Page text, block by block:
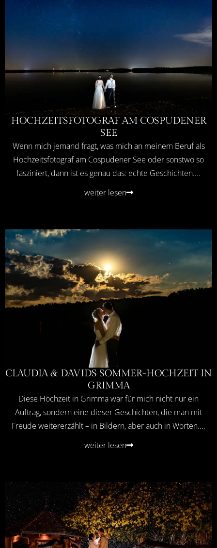
HOCHZEITSFOTOGRAF AM COSPUDENER
SEE
Wenn mich jemand fragt, was mich an meinem Beruf als
Hochzeitsfotograf am Cospudener See oder sonstwo so
fasziniert, dann ist es genau das: echte Geschichten....
weiter lesen
CLAUDIA & DAVIDS SOMMER-HOCHZEIT IN
GRIMMA
Diese Hochzeit in Grimma war für mich nicht nur ein
Auftrag, sondern eine dieser Geschichten, die man mit
Freude weitererzählt – in Bildern, aber auch in Worten....
weiter lesen